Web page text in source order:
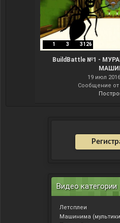
1 3 3126
BuildBattle №1 -
19 июл
Сообщение от
Видео категории
Летсплеи
Машинима